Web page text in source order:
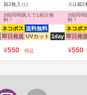
箱2枚入り)
ネコポス 送料無料
即日発送 UVカット 1day
3箱同時購入で1箱分無
料！
¥550 税込
ス(1箱2
ネコポ
即日発
3箱同時
料！
¥550